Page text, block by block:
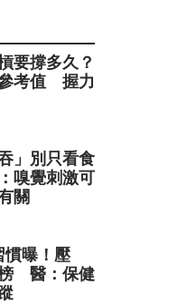
要撐多久？
考值 握力
」別只看食
嗅覺刺激可
關
慣曝！壓
醫：保健